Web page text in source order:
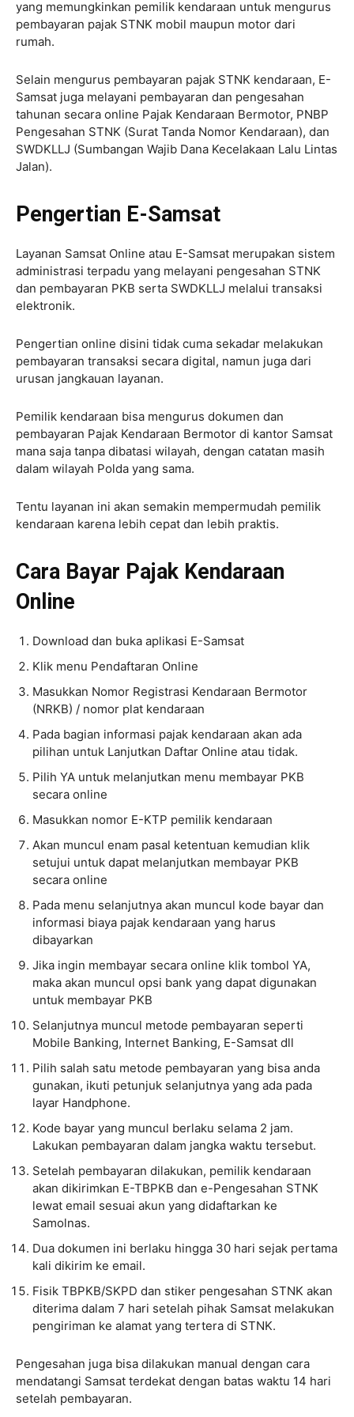
yang memungkinkan pemilik kendaraan untuk mengurus
pembayaran pajak STNK mobil maupun motor dari
rumah.
Selain mengurus pembayaran pajak STNK kendaraan, E-
Samsat juga melayani pembayaran dan pengesahan
tahunan secara online Pajak Kendaraan Bermotor, PNBP
Pengesahan STNK (Surat Tanda Nomor Kendaraan), dan
SWDKLLJ (Sumbangan Wajib Dana Kecelakaan Lalu Lintas
Jalan).
Pengertian E-Samsat
Layanan Samsat Online atau E-Samsat merupakan sistem
administrasi terpadu yang melayani pengesahan STNK
dan pembayaran PKB serta SWDKLLJ melalui transaksi
elektronik.
Pengertian online disini tidak cuma sekadar melakukan
pembayaran transaksi secara digital, namun juga dari
urusan jangkauan layanan.
Pemilik kendaraan bisa mengurus dokumen dan
pembayaran Pajak Kendaraan Bermotor di kantor Samsat
mana saja tanpa dibatasi wilayah, dengan catatan masih
dalam wilayah Polda yang sama.
Tentu layanan ini akan semakin mempermudah pemilik
kendaraan karena lebih cepat dan lebih praktis.
Cara Bayar Pajak Kendaraan
Online
Download dan buka aplikasi E-Samsat
Klik menu Pendaftaran Online
Masukkan Nomor Registrasi Kendaraan Bermotor
(NRKB) / nomor plat kendaraan
Pada bagian informasi pajak kendaraan akan ada
pilihan untuk Lanjutkan Daftar Online atau tidak.
Pilih YA untuk melanjutkan menu membayar PKB
secara online
Masukkan nomor E-KTP pemilik kendaraan
Akan muncul enam pasal ketentuan kemudian klik
setujui untuk dapat melanjutkan membayar PKB
secara online
Pada menu selanjutnya akan muncul kode bayar dan
informasi biaya pajak kendaraan yang harus
dibayarkan
Jika ingin membayar secara online klik tombol YA,
maka akan muncul opsi bank yang dapat digunakan
untuk membayar PKB
Selanjutnya muncul metode pembayaran seperti
Mobile Banking, Internet Banking, E-Samsat dll
Pilih salah satu metode pembayaran yang bisa anda
gunakan, ikuti petunjuk selanjutnya yang ada pada
layar Handphone.
Kode bayar yang muncul berlaku selama 2 jam.
Lakukan pembayaran dalam jangka waktu tersebut.
Setelah pembayaran dilakukan, pemilik kendaraan
akan dikirimkan E-TBPKB dan e-Pengesahan STNK
lewat email sesuai akun yang didaftarkan ke
Samolnas.
Dua dokumen ini berlaku hingga 30 hari sejak pertama
kali dikirim ke email.
Fisik TBPKB/SKPD dan stiker pengesahan STNK akan
diterima dalam 7 hari setelah pihak Samsat melakukan
pengiriman ke alamat yang tertera di STNK.
Pengesahan juga bisa dilakukan manual dengan cara
mendatangi Samsat terdekat dengan batas waktu 14 hari
setelah pembayaran.